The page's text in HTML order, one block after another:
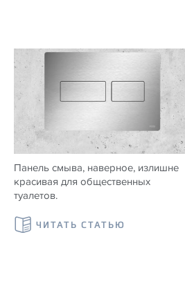
Панель смыва, наверное, излишне
красивая для общественных
туалетов.
ЧИТАТЬ СТАТЬЮ